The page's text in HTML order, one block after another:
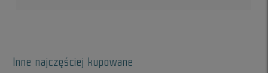
Inne najczęściej kupowane